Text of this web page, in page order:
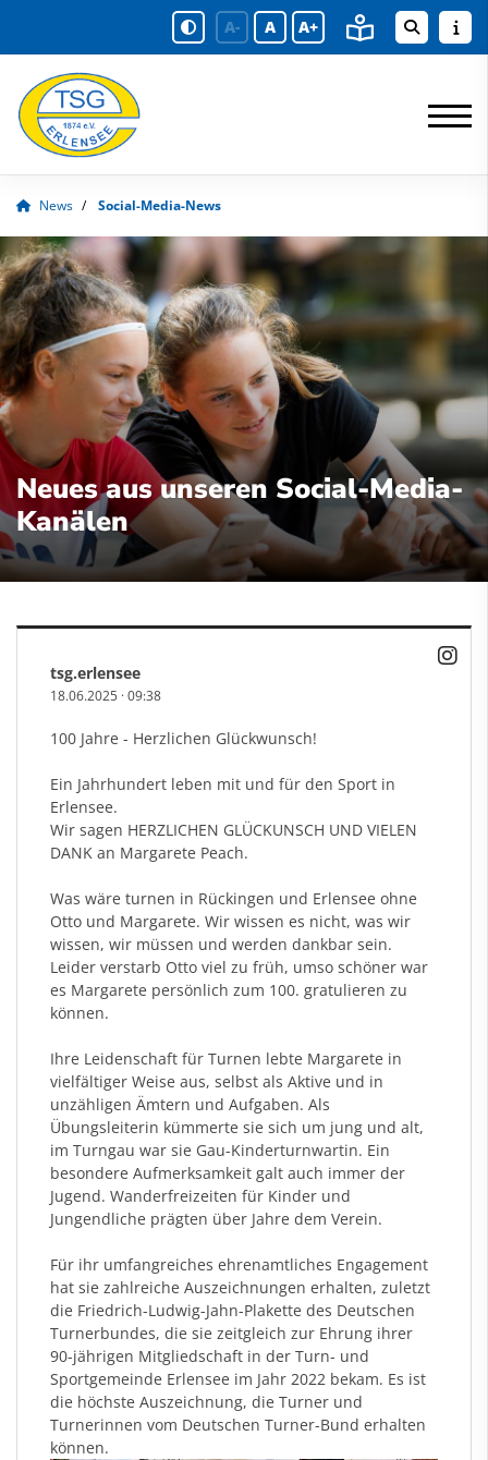
A- A A+
News Social-Media-News
Neues aus unseren Social-Media-
Kanälen
tsg.erlensee
18.06.2025 ·09:38
100 Jahre - Herzlichen Glückwunsch!
Ein Jahrhundert leben mit und für den Sport in
Erlensee.
Wir sagen HERZLICHEN GLÜCKUNSCH UND VIELEN
DANK an Margarete Peach.
Was wäre turnen in Rückingen und Erlensee ohne
Otto und Margarete. Wir wissen es nicht, was wir
wissen, wir müssen und werden dankbar sein.
Leider verstarb Otto viel zu früh, umso schöner war
es Margarete persönlich zum 100. gratulieren zu
können.
Ihre Leidenschaft für Turnen lebte Margarete in
vielfältiger Weise aus, selbst als Aktive und in
unzähligen Ämtern und Aufgaben. Als
Übungsleiterin kümmerte sie sich um jung und alt,
im Turngau war sie Gau-Kinderturnwartin. Ein
besondere Aufmerksamkeit galt auch immer der
Jugend. Wanderfreizeiten für Kinder und
Jungendliche prägten über Jahre dem Verein.
Für ihr umfangreiches ehrenamtliches Engagement
hat sie zahlreiche Auszeichnungen erhalten, zuletzt
die Friedrich-Ludwig-Jahn-Plakette des Deutschen
Turnerbundes, die sie zeitgleich zur Ehrung ihrer
90-jährigen Mitgliedschaft in der Turn- und
Sportgemeinde Erlensee im Jahr 2022 bekam. Es ist
die höchste Auszeichnung, die Turner und
Turnerinnen vom Deutschen Turner-Bund erhalten
können.